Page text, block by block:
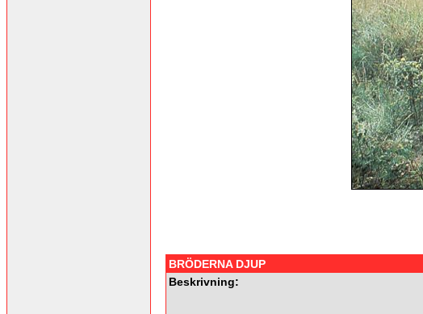
BRÖDERNA DJUP
Beskrivning: